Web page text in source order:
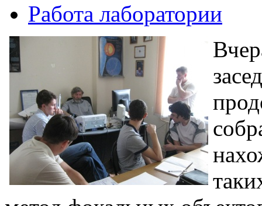
Работа лаборатории